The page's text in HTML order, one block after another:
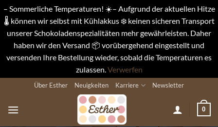
– Sommerliche Temperaturen! ☀️– Aufgrund der aktuellen Hitze
🌡️ können wir selbst mit Kühlakkus ❄️ keinen sicheren Transport
unserer Schokoladenspezialitäten mehr gewährleisten. Daher
haben wir den Versand 📦 vorübergehend eingestellt und
versenden Ihre Bestellung wieder, sobald die Temperaturen es
zulassen.Verwerfen
springen
Über Esther Neuigkeiten Karriere Newsletter
0